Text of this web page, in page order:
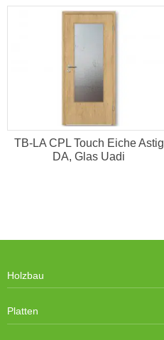
TB-LA CPL Touch Eiche Astig
DA, Glas Uadi
Holzbau
Platten